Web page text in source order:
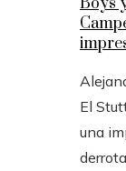
El
una